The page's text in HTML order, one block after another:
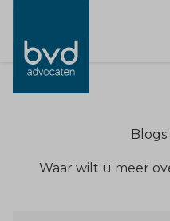
Blogs
Waar wilt u meer